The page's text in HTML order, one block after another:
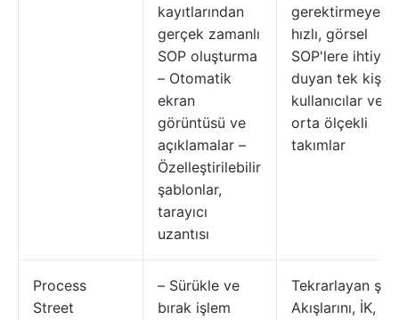
kayıtlarından
gerçek zamanlı
SOP oluşturma
– Otomatik
ekran
görüntüsü ve
açıklamalar –
Özelleştirilebilir
şablonlar,
tarayıcı
uzantısı
gerektirmeyen
hızlı, görsel
SOP'lere ihtiyaç
duyan tek kişilik
kullanıcılar ve
orta ölçekli
takımlar
Process
Street
– Sürükle ve
bırak işlem
Tekrarlayan ş
Akışlarını, İK, BT